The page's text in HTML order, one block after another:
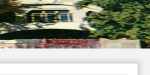
שלחו פנייה: